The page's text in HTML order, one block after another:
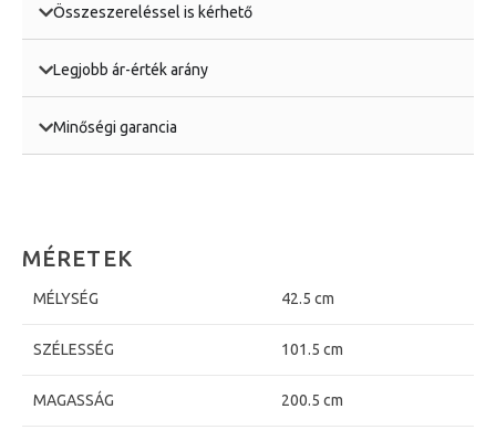
Összeszereléssel is kérhető
Legjobb ár-érték arány
Minőségi garancia
MÉRETEK
MÉLYSÉG 42.5 cm
SZÉLESSÉG 101.5 cm
MAGASSÁG 200.5 cm